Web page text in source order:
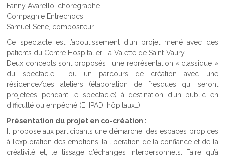
Fanny Avarello, chorégraphe
Compagnie Entrechocs
Samuel Sené, compositeur
Ce spectacle est l’aboutissement d’un projet mené avec des
patients du Centre Hospitalier La Valette de Saint-Vaury.
Deux concepts sont proposés : une représentation « classique »
du spectacle ou un parcours de création avec une
résidence/des ateliers (élaboration de fresques qui seront
projetées pendant le spectacle) à destination d’un public en
difficulté ou empêché (EHPAD, hôpitaux…).
Présentation du projet en co-création :
Il propose aux participants une démarche, des espaces propices
à l’exploration des émotions, la libération de la confiance et de la
créativité et, le tissage d’échanges interpersonnels. Faire qu’à